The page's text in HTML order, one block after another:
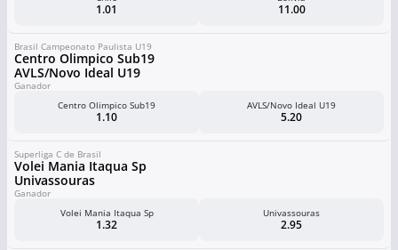
1.01 11.00
Brasil Campeonato Paulista U19
Centro Olimpico Sub19
AVLS/Novo Ideal U19
Ganador
Centro Olimpico Sub19
1.10
AVLS/Novo Ideal U19
5.20
Superliga C de Brasil
Volei Mania Itaqua Sp
Univassouras
Ganador
Volei Mania Itaqua Sp
1.32
Univassouras
2.95